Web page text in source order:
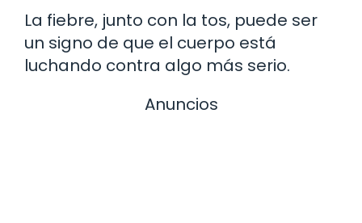
La fiebre, junto con la tos, puede ser
un signo de que el cuerpo está
luchando contra algo más serio.
Anuncios